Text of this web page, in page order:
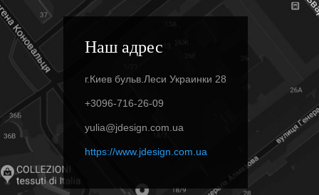
Наш адрес
г.Киев бульв.Леси Украинки 28
+3096-716-26-09
yulia@jdesign.com.ua
https://www.jdesign.com.ua